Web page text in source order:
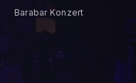
Barabar Konzert